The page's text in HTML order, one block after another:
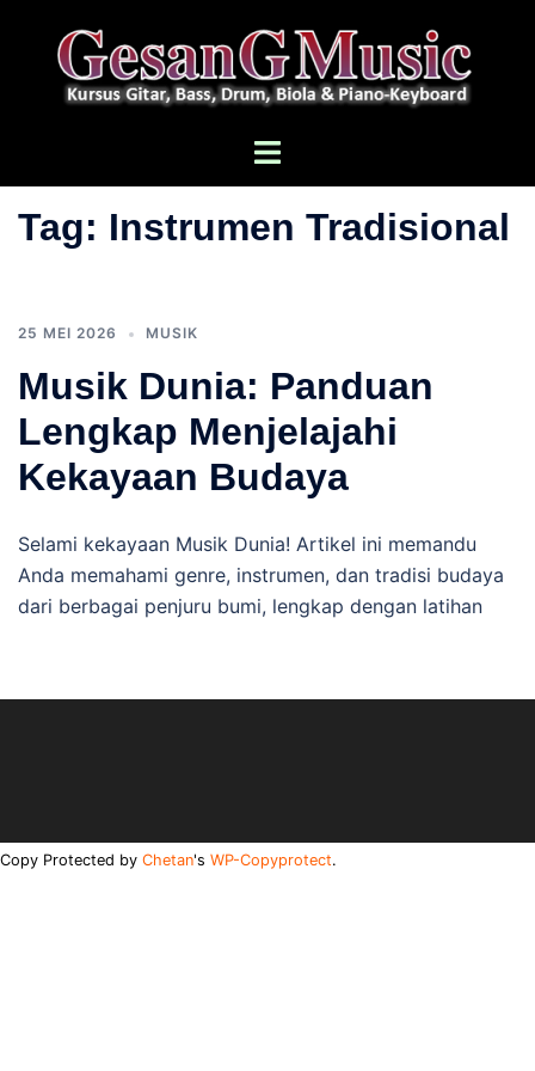
Menu
Tag: Instrumen Tradisional
25 MEI 2026 MUSIK
Musik Dunia: Panduan
Lengkap Menjelajahi
Kekayaan Budaya
Selami kekayaan Musik Dunia! Artikel ini memandu
Anda memahami genre, instrumen, dan tradisi budaya
dari berbagai penjuru bumi, lengkap dengan latihan
Copy Protected by Chetan's WP-Copyprotect.